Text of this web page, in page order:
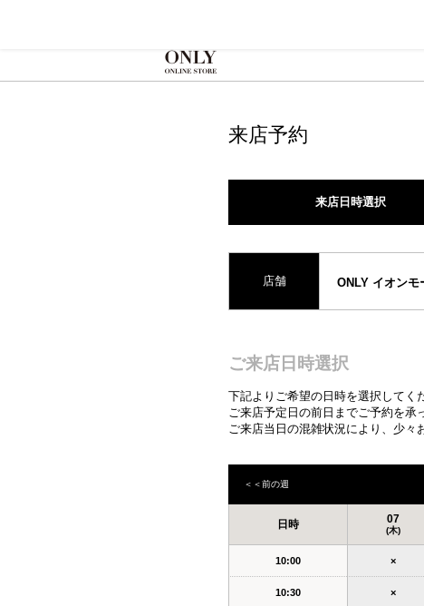
来店予約
来店日時選択
店舗 ONLY イオンモ
ご来店日時選択
下記よりご希望の日時を選択してく
ご来店予定日の前日までご予約を承
ご来店当日の混雑状況により、少々
＜＜前の週
日時 07
(木)
10:00 ×
10:30 ×